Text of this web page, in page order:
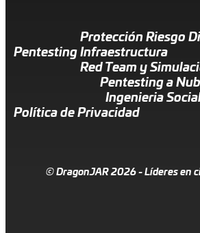
Protección Riesgo
Pentesting Infraestructura
Red Team y
Pentesting a
Ingenieria
Política de Privacidad
© DragonJAR 2026 - Líderes en